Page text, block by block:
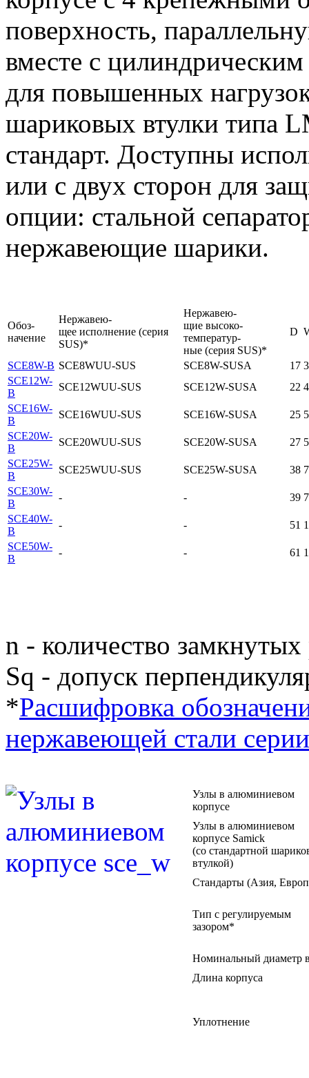
поверхность,
вместе с
для повышенных
шариковых втулки типа
стандарт. Доступны
или с двух сторон для
опции: стальной
нержавеющие шарики.
Обоз-
начение
Нержавею-
щее исполнение (серия
SUS)*
Нержавею-
щие высоко-
температур-
ные (серия SUS)*
D
SCE8W-B SCE8WUU-SUS SCE8W-SUSA 17
SCE12W-
B
SCE12WUU-SUS SCE12W-SUSA 22
SCE16W-
B
SCE16WUU-SUS SCE16W-SUSA 25
SCE20W-
B
SCE20WUU-SUS SCE20W-SUSA 27
SCE25W-
B
SCE25WUU-SUS SCE25W-SUSA 38
SCE30W-
B
- - 39
SCE40W-
B
- - 51
SCE50W-
B
- - 61
n - количество
Sq - допуск
*Расшифровка
нержавеющей стали
Узлы в алюминиевом
корпусе
Узлы в алюминиевом
корпусе Samick
(со стандартной
втулкой)
Стандарты (Азия,
Тип с регулируемым
зазором*
Номинальный диаметр
Длина корпуса
Уплотнение